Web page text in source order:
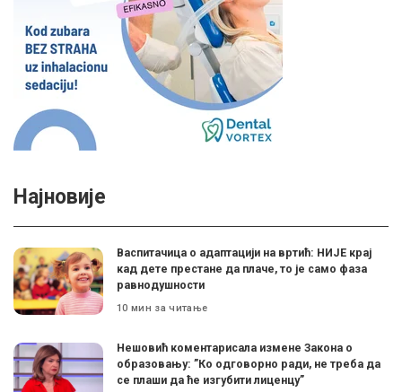
Најновије
Васпитачица о адаптацији на вртић: НИЈЕ крај
кад дете престане да плаче, то је само фаза
равнодушности
10 мин за читање
Нешовић коментарисала измене Закона о
образовању: ”Ко одговорно ради, не треба да
се плаши да ће изгубити лиценцу”